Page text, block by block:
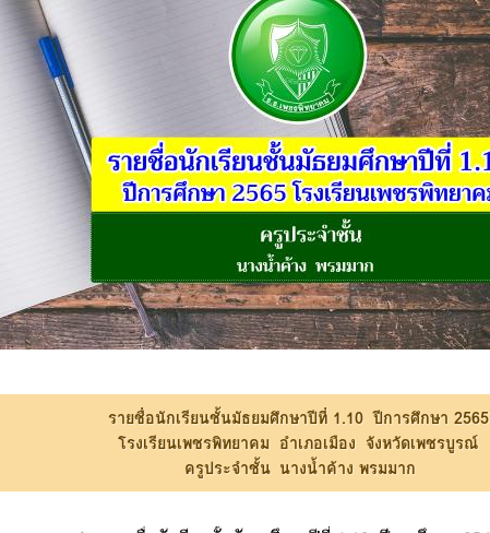
รายชื่อนักเรียนชั้นมัธยมศึกษาปีที่ 1.10 ปีการศึกษา 2565
โรงเรียนเพชรพิทยาคม อำเภอเมือง จังหวัดเพชรบูรณ์
ครูประจำชั้น นางน้ำค้าง พรมมาก